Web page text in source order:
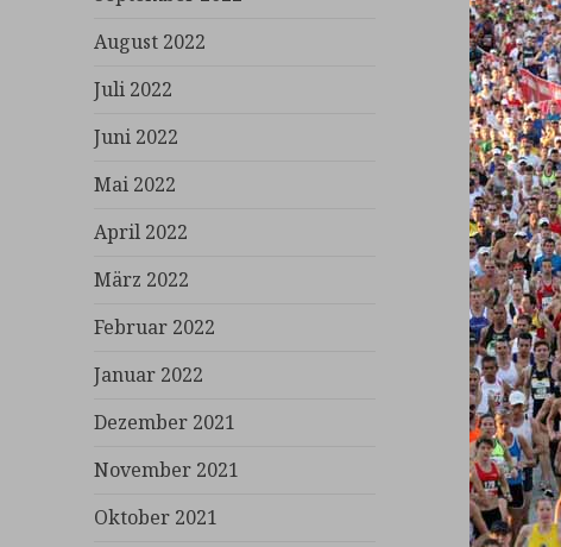
August 2022
Juli 2022
Juni 2022
Mai 2022
April 2022
März 2022
Februar 2022
Januar 2022
Dezember 2021
November 2021
Oktober 2021